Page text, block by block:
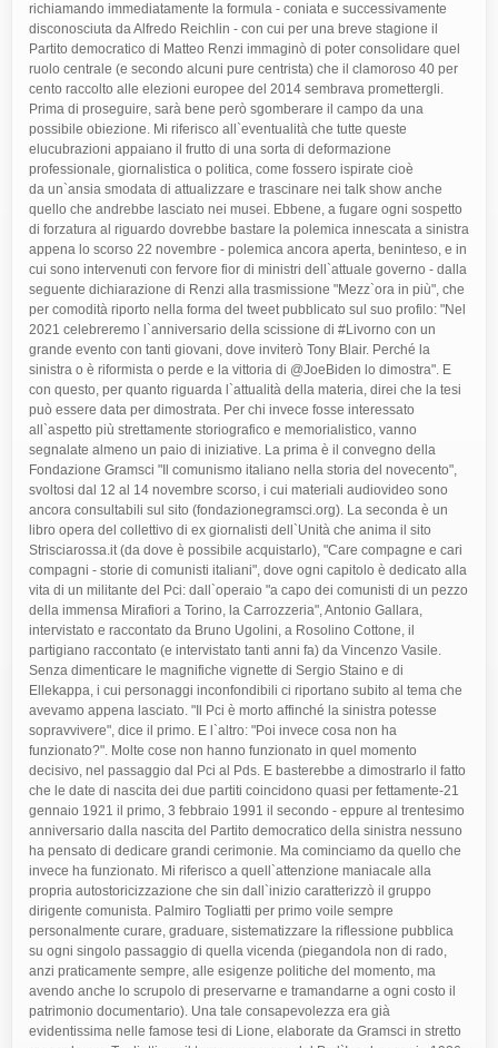
richiamando immediatamente la formula - coniata e successivamente
disconosciuta da Alfredo Reichlin - con cui per una breve stagione il
Partito democratico di Matteo Renzi immaginò di poter consolidare quel
ruolo centrale (e secondo alcuni pure centrista) che il clamoroso 40 per
cento raccolto alle elezioni europee del 2014 sembrava promettergli.
Prima di proseguire, sarà bene però sgomberare il campo da una
possibile obiezione. Mi riferisco all`eventualità che tutte queste
elucubrazioni appaiano il frutto di una sorta di deformazione
professionale, giornalistica o politica, come fossero ispirate cioè
da un`ansia smodata di attualizzare e trascinare nei talk show anche
quello che andrebbe lasciato nei musei. Ebbene, a fugare ogni sospetto
di forzatura al riguardo dovrebbe bastare la polemica innescata a sinistra
appena lo scorso 22 novembre - polemica ancora aperta, beninteso, e in
cui sono intervenuti con fervore fior di ministri dell`attuale governo - dalla
seguente dichiarazione di Renzi alla trasmissione "Mezz`ora in più", che
per comodità riporto nella forma del tweet pubblicato sul suo profilo: "Nel
2021 celebreremo l`anniversario della scissione di #Livorno con un
grande evento con tanti giovani, dove inviterò Tony Blair. Perché la
sinistra o è riformista o perde e la vittoria di @JoeBiden lo dimostra". E
con questo, per quanto riguarda l`attualità della materia, direi che la tesi
può essere data per dimostrata. Per chi invece fosse interessato
all`aspetto più strettamente storiografico e memorialistico, vanno
segnalate almeno un paio di iniziative. La prima è il convegno della
Fondazione Gramsci "Il comunismo italiano nella storia del novecento",
svoltosi dal 12 al 14 novembre scorso, i cui materiali audiovideo sono
ancora consultabili sul sito (fondazionegramsci.org). La seconda è un
libro opera del collettivo di ex giornalisti dell`Unità che anima il sito
Strisciarossa.it (da dove è possibile acquistarlo), "Care compagne e cari
compagni - storie di comunisti italiani", dove ogni capitolo è dedicato alla
vita di un militante del Pci: dall`operaio "a capo dei comunisti di un pezzo
della immensa Mirafiori a Torino, la Carrozzeria", Antonio Gallara,
intervistato e raccontato da Bruno Ugolini, a Rosolino Cottone, il
partigiano raccontato (e intervistato tanti anni fa) da Vincenzo Vasile.
Senza dimenticare le magnifiche vignette di Sergio Staino e di
Ellekappa, i cui personaggi inconfondibili ci riportano subito al tema che
avevamo appena lasciato. "Il Pci è morto affinché la sinistra potesse
sopravvivere", dice il primo. E l`altro: "Poi invece cosa non ha
funzionato?". Molte cose non hanno funzionato in quel momento
decisivo, nel passaggio dal Pci al Pds. E basterebbe a dimostrarlo il fatto
che le date di nascita dei due partiti coincidono quasi per fettamente-21
gennaio 1921 il primo, 3 febbraio 1991 il secondo - eppure al trentesimo
anniversario dalla nascita del Partito democratico della sinistra nessuno
ha pensato di dedicare grandi cerimonie. Ma cominciamo da quello che invece ha funzionato. Mi riferisco a quell`attenzione maniacale alla propria autostoricizzazione che sin dall`inizio caratterizzò il gruppo dirigente comunista. Palmiro Togliatti per primo voile sempre personalmente curare, graduare, sistematizzare la riflessione pubblica su ogni singolo passaggio di quella vicenda (piegandola non di rado, anzi praticamente sempre, alle esigenze politiche del momento, ma avendo anche lo scrupolo di preservarne e tramandarne a ogni costo il patrimonio documentario). Una tale consapevolezza era già evidentissima nelle famose tesi di Lione, elaborate da Gramsci in stretto raccordo con Togliatti per il terzo congresso del Pcd`I, nel gennaio 1926, con cui il nuovo gruppo dirigente prese definitivamente la guida del partito, emarginando Amadeo Bordiga (a lungo anche dalla memoria e dalle storie di partito), che fino ad allora lo aveva guidato. E lo aveva fatto su una linea decisamente radicale, fino a scontrarsi con Mosca e direttamente con Lenin, che gli aveva dedicato alcune non benevole citazioni nel suo celebre pamphlet "L`estremismo, malattia infantile del comunismo". Molto è già stato scritto sulla vulgata che in pratica faceva nascere il Pci a Lione, da un gruppo dirigente presentato - tramite la figura di Gramsci - come custode legittimo della migliore tradizione nazionale (la famosa genealogia De Sanctis-Labriola-CroceGramsci). Operazione che da un lato rimuoveva la posizione centrale di Bordiga e il ruolo decisivo di Mosca nella sua esautorazione, dall`altro oscurava il successivo contrasto dello stesso Gramsci con il gruppo dirigente sovietico, e con Togliatti, agli albori dello stalinismo, per ridisegnare una perfetta linea di continuità, all`insegna dell`autonomia nazionale del Pci e del suo radicamento nella storia d`Italia, che in ultima analisi puntava a presentarlo come l`ultimo erede non solo della tradizione del socialismo italiano (mentre il Psi era vivo e vegeto, peraltro), ma addirittura del meglio della tradizione filosofica e politica dell`Italia liberale. In tanta appassionata cura per l`albero genealogico, in tale continuo sforzo di accreditare la nobiltà dei propri natali e i conseguenti titoli di discendenza, sta forse il vero segreto del Pci e della sua straordinaria persi- stenza nel dibattito politico-culturale, e certamente la principale differenza rispetto a ciò che è venuto dopo, a partire dagli anni novanta. Com`è evidente dalla semplice constatazione che oggi i partiti gli anni se li calano. Allora, come si è visto, se li aumentavano. Certo nessuno oggi prende per buona, in blocco, la ricostruzione della vicenda del Pci come di un processo perfettamente lineare, dettato da un`inflessibile necessità storica. Non per niente il primo capitolo del libro di Romano si apre con le sconsolate parole pronunciate da Gramsci di ritorno dal primo congresso - "Livorno, che disastro" - ricordate da Camilla Ravera. E pochi anni dopo, nel 1924, sarà ancora Gramsci a scrivere: "Fummo, senza volerlo, un aspetto della dissoluzione generale della società italiana". E certo ha ragione Mauro nel sottolineare l`incredibile rimozione del problema del fascismo da tutti o quasi tutti gli interventi pronunciati al congresso di Livorno, a dimostrazione di quanto la cecità dinanzi all`imminente catastrofe, che avrebbe portato il movimento operaio a dividersi tanto aspramente proprio quando più che mai avrebbe dovuto compattarsi, non colpiva solo i comunisti. E tuttavia quell`idea di una continuità politica e culturale, indistruttibile perché intimamente collegata alla storia del paese, e non solo alle masse popolari, mostra una straordinaria capacità di sopravvivenza. Da questo punto di vista il più netto è il libro di Sorgi e Pendinelli, che fondamentalmente individua proprio nel pensiero di Gramsci, affidato ai Quaderni del carcere, il tesoro che nelle abili mani di Togliatti frutterà fino al punto di fare del Pci il più forte partito comunista d`occidente. E` il paradosso da cui parte anche Romano: "Il fallimento conclamato del comunismo mondiale e l`autoestinzione del Pci hanno lasciato dietro di sé una vicenda storica nella quale ancora oggi si specchia la nazione italiana". Nella convinzione che al fondo la storia del Pci sia stata anche la storia della nostra nazione. "O meglio, una delle storie della nostra nazione" (qui Romano sta parafrasando Gramsci, secondo il quale scrivere la storia di un partito avrebbe voluto dire scrivere la storia del paese da un punto di vista monografico). Una storia in cui "ritroviamo il passaggio dal ribellismo d`inizio Nove- cento alle istituzioni repubblicane nate dalla Resistenza, in parallelo alla trasformazione di un partito rivoluzionario, che anche di quel ribellismo era figlio, in un partito che si fece sentinella delle nuove istituzioni democratiche sin dalla loro fondazione e poi lungo tutti i passaggi più drammatici della repubblica". E che ora - si potrebbe aggiungere in polemica con lo stesso Romano, parlamentare del Pd - sembra rifare la stessa strada al contrario, attraverso l`abbraccio con il grillismo, verso il "ribellismo" e il sovversivismo da cui era partito. Certo è che quell`evoluzione non fu incontrastata. E anzi, in un certo senso, è la battaglia attorno a questo specifico tratto della storia della sinistra a non essere mai venuta meno, e ad accenderne il dibattito ancora oggi, in qualche modo sotterraneo. Dice Mauro in un`intervista al Venerdì a proposito del suo libro, che Repubblica è stata anche "il tentativo di unire la cultura liberalsocialista agli altri pezzi della sinistra italiana". E che "in questi lunghi anni è capitato che qualcuno per insultarmi mi abbia detto: azionista!". E` probabile che per i più giovani una simile accusa - l`accostamento dell`ex direttore del principale quotidiano progressista del paese a un partito durato lo spazio di un quinquennio ed estintosi nel 1947, quando lui non era neanche nato - sia ormai del tutto incomprensibile. Per intenderlo si potrebbe provare a ridisegnare l`intera storia della sinistra lungo due linee parallele. Da un lato il filone di cui abbiamo parlato finora, che va dal Gramsci dei Quaderni al Togliatti della svolta di Salerno, dell`amnistia ai fascisti e del voto a favore dei patti lateranensi in Costituente, e arriva fino al Berlinguer del compromesso storico (che proprio alla strategia togliattiana dell`unità antifascista si richiamava esplicitamente); dall`altro la riscoperta del giovane Gramsci (il Gramsci "rivoluzionario", contro Togliatti e il togliattismo) da parte dell`estremismo degli anni Sessanta; le battaglie spesso minoritarie ma destinate a una grande fortuna postuma di quei partiti della sinistra laica, a cominciare dal Partito d`Azione, che già non volevano saperne del governo Badoglio e del compromesso con la monarchia nel `44, per non parlare di quello con la Chiesa; fino all`ultimo Berlinguer, quello cioè della diversità e della questione morale, parola d`or- dine non per nulla lanciata proprio in un`intervista a Repubblica, nel 1981. Al primo filone (il Gramsci dei Quaderni, il Togliatti dell`unità antifascista e il Berlinguer del compromesso storico) si richiamava in qualche modo, per legittimarsi, l`ultimo gruppo dirigente del Pci (e del Pds, e dei Ds) al momento di chiudere il cerchio di un così lungo sforzo unitario incontrando gli eredi della Dc non più in una semplice coalizione, ma in uno stesso partito. E così, infatti, il Partito democratico era stato inizialmente concepito al convegno di Orvieto del 2006, aperto non per nulla dalle relazioni di due storici, uno per parte: Pietro Scoppola, per i post democristiani, e l`allora vicedirettore dell`Istituto Gramsci, Roberto Gualtieri, per i postcomunisti (più una terza relazione del politologo Salvatore Vassallo in quota ulivista, che con qualche forzatura potremmo iscrivere come rappresentante della corrente azionista). Questo supremo sforzo di inserire persino il Pd all`interno di quella complicata e al tempo stesso fin troppo lineare genealogia sarebbe stato momentaneamente sommerso dalla scelta di fondare il partito attraverso primarie all`americana, con l`incoronazione di Walter Veltroni. Ma bene o male, come la cronaca, i retroscena e le polemiche politiche hanno regolarmente testimoniato, l`idea che alla fine dei conti si trattasse sempre della "vecchia ditta" ha resistito a lungo. Come a lungo hanno resistito i suoi titolari. Sta di fatto che ormai, dopo la stagione renziana e le successive scissioni, con la fuoriuscita di nomi del calibro di Massimo D`Alema e Pier Luigi Bersani, il filo della trasmissione ereditaria dei gruppi dirigenti è stato spezzato. Più di venti anni fa, quando ero un giovane militante di sinistra, ricordo che Giuseppe Chiarante venne in sezione a presentare un suo libro sulla storia del Pci e i primi passi del Pds intitolato "Da Togliatti a D`Alema" (Laterza). E nessuno ci trovò nulla di strano. Voi domani lo comprereste un libro intitolato "Da Gramsci a Speranza"? Ma c`è una seconda ragione che spiega perché, paradossalmente, i tanti riconoscimenti di oggi sono probabilmente la testimonianza di quanto la storia del Pci sia ormai davvero cosa morta e sepolta. Perché fino a ieri un filo, sia pure esile e pieno di contrad- dizioni, non legava solo la storia dei dirigenti, ma anche quella delle idee e delle battaglie che avevano portato avanti, e permetteva ancora e nonostante tutto, se non altro agli storici più benevoli, di raccontarla sempre da capo senza che perdesse completamente di significato. Perché bene o male un senso - diciamo una direzione - ce l`aveva, e non era difficile rintracciarla, dal partito rivoluzionario, settario e antidemocratico delle origini fino allo sbocco nella sinistra democratica europea, in una evoluzione lenta, contrastata e contraddittoria, ma che osservata da altezza storica conserva una certa linearità. Una coerenza di fondo che non è stata spezzata dagli occasionali sbandamenti in un s